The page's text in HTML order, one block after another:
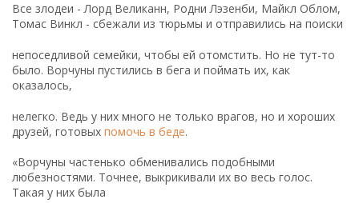
Все злодеи - Лорд Великанн, Родни Лэзенби, Майкл Облом,
Томас Винкл - сбежали из тюрьмы и отправились на поиски
непоседливой семейки, чтобы ей отомстить. Но не тут-то
было. Ворчуны пустились в бега и поймать их, как
оказалось,
нелегко. Ведь у них много не только врагов, но и хороших
друзей, готовых помочь в беде.
«Ворчуны частенько обменивались подобными
любезностями. Точнее, выкрикивали их во весь голос.
Такая у них была